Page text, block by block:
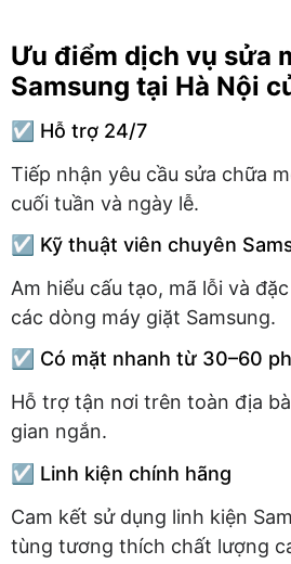
Ưu điểm dịch vụ sửa
Samsung tại Hà Nội
☑️ Hỗ trợ 24/7
Tiếp nhận yêu cầu sửa chữa
cuối tuần và ngày lễ.
☑️ Kỹ thuật viên chuyên
Am hiểu cấu tạo, mã lỗi và
các dòng máy giặt Samsung.
☑️ Có mặt nhanh từ 30–60
Hỗ trợ tận nơi trên toàn địa
gian ngắn.
☑️ Linh kiện chính hãng
Cam kết sử dụng linh kiện
tùng tương thích chất lượng